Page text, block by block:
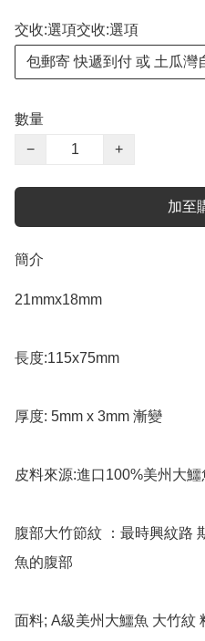
交收:選項交收:選項
包郵寄 快遞到付 或 土瓜灣
數量
−
+
加至
簡介
21mmx18mm
長度:115x75mm
厚度: 5mm x 3mm 漸變
皮料來源:進口100%美州大鱷
腹部大竹節紋 ：最時興紋路
魚的腹部
面料; A級美州大鱷魚 大竹紋